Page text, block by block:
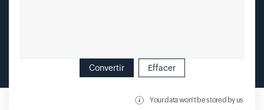
Convertir Effacer
Your data won't be stored by us